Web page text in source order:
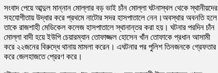
সংবাদ পেয়ে আব্দুল মান্নান মোল্লার বড় ভাই চাঁন মোল্লা ঘটনাস্থল থেকে স্থানীয়দের
সহযোগীতায় উদ্ধার করে প্রথমে নাটোর সদর হাসপাতালে নেন।অবস্থার অবনতি হলে
তাকে রাজশাহী মেডিকেল কলেজ হাসপাতালে স্থানান্তর করা হয়। ঘটনার পরদিন চাঁন
মোল্লা বাদী হয়ে ইউপি চেয়ারম্যান তোফাজ্জল হোসেন খাঁন তোফাকে প্রধান আসামী
করে ২২জনের বিরুদ্ধে থানায় মামলা করেন। এঘটনার পর পুলিশ তিনজনকে গ্রেফতার
করে জেলহাজতে প্রেরণ করে।